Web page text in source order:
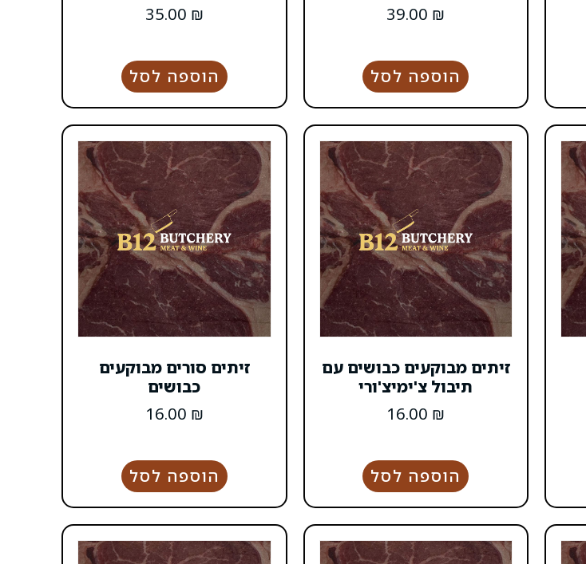
39.00 ₪
הוספה לסל
35.00 ₪
הוספה לסל
זיתים מבוקעים כבושים עם
תיבול צ'ימיצ'ורי
16.00 ₪
הוספה לסל
זיתים סורים מבוקעים
כבושים
16.00 ₪
הוספה לסל